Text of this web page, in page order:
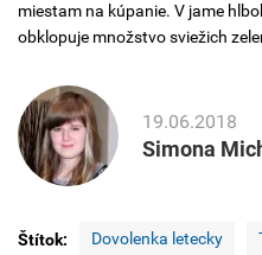
miestam na kúpanie. V jame
obklopuje množstvo sviežich
19.06.2018
Simona
Štítok: Dovolenka letecky